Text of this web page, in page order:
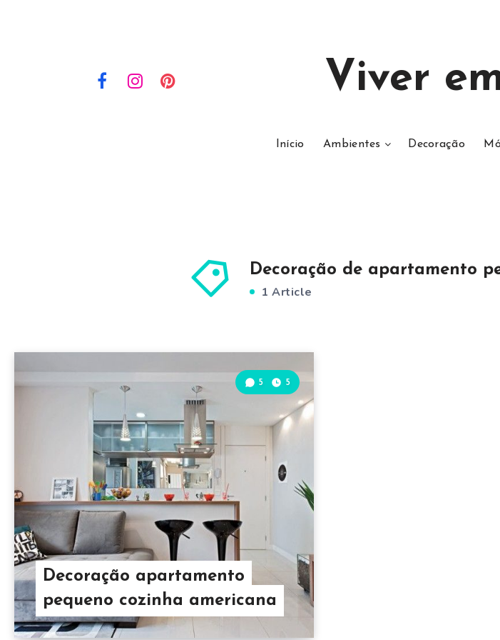
Viver
Início Ambientes Decoração
Decoração de apartamento
1 Article
Decoração apartamento
pequeno cozinha americana
5 5